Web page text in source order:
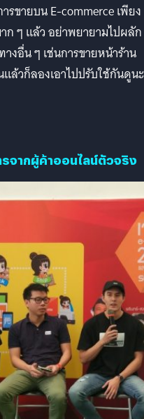
รขายบน E-commerce เพียง
ก ๆ แล้ว อย่าพยายามไปผลัก
งอื่น ๆ เช่นการขายหน้าร้าน
ล้วก็ลองเอาไปปรับใช้กันดูนะ
จากผู้ค้าออนไลน์ตัวจริง